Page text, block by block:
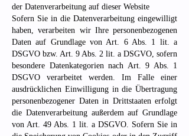
der Datenverarbeitung auf dieser Website
Sofern Sie in die Datenverarbeitung eingewilligt
haben, verarbeiten wir Ihre personenbezogenen
Daten auf Grundlage von Art. 6 Abs. 1 lit. a
DSGVO bzw. Art. 9 Abs. 2 lit. a DSGVO, sofern
besondere Datenkategorien nach Art. 9 Abs. 1
DSGVO verarbeitet werden. Im Falle einer
ausdrücklichen Einwilligung in die Übertragung
personenbezogener Daten in Drittstaaten erfolgt
die Datenverarbeitung außerdem auf Grundlage
von Art. 49 Abs. 1 lit. a DSGVO. Sofern Sie in